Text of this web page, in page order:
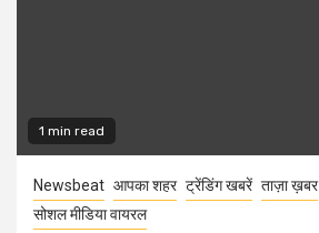
1 min read
Newsbeat आपका शहर ट्रेंडिंग खबरें ताज़ा ख़बर
सोशल मीडिया वायरल